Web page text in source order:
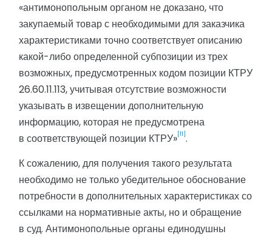
«антимонопольным органом не доказано, что
закупаемый товар с необходимыми для заказчика
характеристиками точно соответствует описанию
какой-либо определенной субпозиции из трех
возможных, предусмотренных кодом позиции КТРУ
26.60.11.113, учитывая отсутствие возможности
указывать в извещении дополнительную
информацию, которая не предусмотрена
в соответствующей позиции КТРУ»[11].
К сожалению, для получения такого результата
необходимо не только убедительное обоснование
потребности в дополнительных характеристиках со
ссылками на нормативные акты, но и обращение
в суд. Антимонопольные органы единодушны